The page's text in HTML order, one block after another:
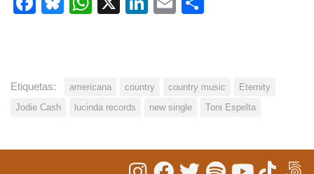
Etiquetas: americana country country music
Eternity
Jodie Cash
lucinda records new single Toni Espelta